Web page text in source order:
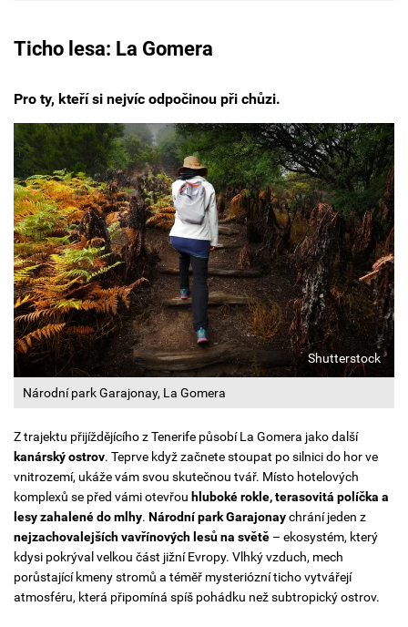
Ticho lesa: La Gomera
Pro ty, kteří si nejvíc odpočinou při chůzi.
Národní park Garajonay, La Gomera
Shutterstock
Z trajektu přijíždějícího z Tenerife působí La Gomera jako další
kanárský ostrov. Teprve když začnete stoupat po silnici do hor ve
vnitrozemí, ukáže vám svou skutečnou tvář. Místo hotelových
komplexů se před vámi otevřou hluboké rokle, terasovitá políčka a
lesy zahalené do mlhy. Národní park Garajonaychrání jeden z
nejzachovalejších vavřínových lesů na světě – ekosystém, který
kdysi pokrýval velkou část jižní Evropy. Vlhký vzduch, mech
porůstající kmeny stromů a téměř mysteriózní ticho vytvářejí
atmosféru, která připomíná spíš pohádku než subtropický ostrov.